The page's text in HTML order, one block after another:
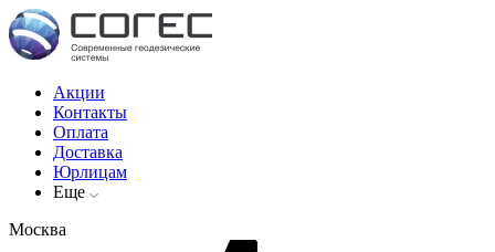
Акции
Контакты
Оплата
Доставка
Юрлицам
Еще
Москва